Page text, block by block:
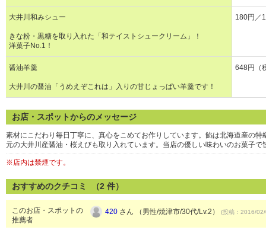
大井川和みシュー
きな粉・黒糖を取り入れた「和テイストシュークリーム」！
洋菓子No.1！
180円／
醤油羊羹
大井川の醤油「うめえぞこれは」入りの甘じょっぱい羊羹です！
648円（
お店・スポットからのメッセージ
素材にこだわり毎日丁寧に、真心をこめてお作りしています。餡は北海道産の
元の大井川産醤油・桜えびも取り入れています。当店の優しい味わいのお菓子
※店内は禁煙です。
おすすめのクチコミ （2 件）
このお店・スポットの
推薦者
420 さん （男性/焼津市/30代/Lv.2） (投稿：2016/